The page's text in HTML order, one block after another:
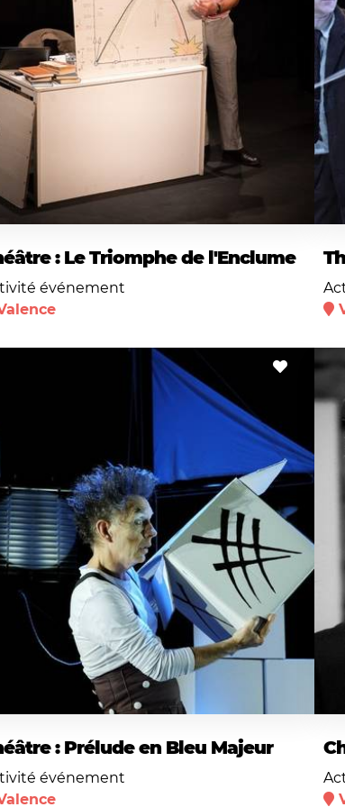
: Le Triomphe de l'Enclume
événement
: Prélude en Bleu Majeur
événement